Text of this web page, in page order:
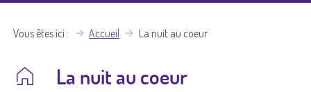
Vous êtes ici Accueil La nuit au coeur
La nuit au coeur